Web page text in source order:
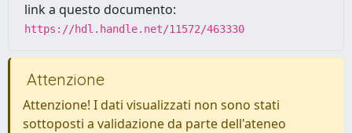
link a questo documento:
https://hdl.handle.net/11572/463330
Attenzione
Attenzione! I dati visualizzati non sono stati
sottoposti a validazione da parte dell'ateneo